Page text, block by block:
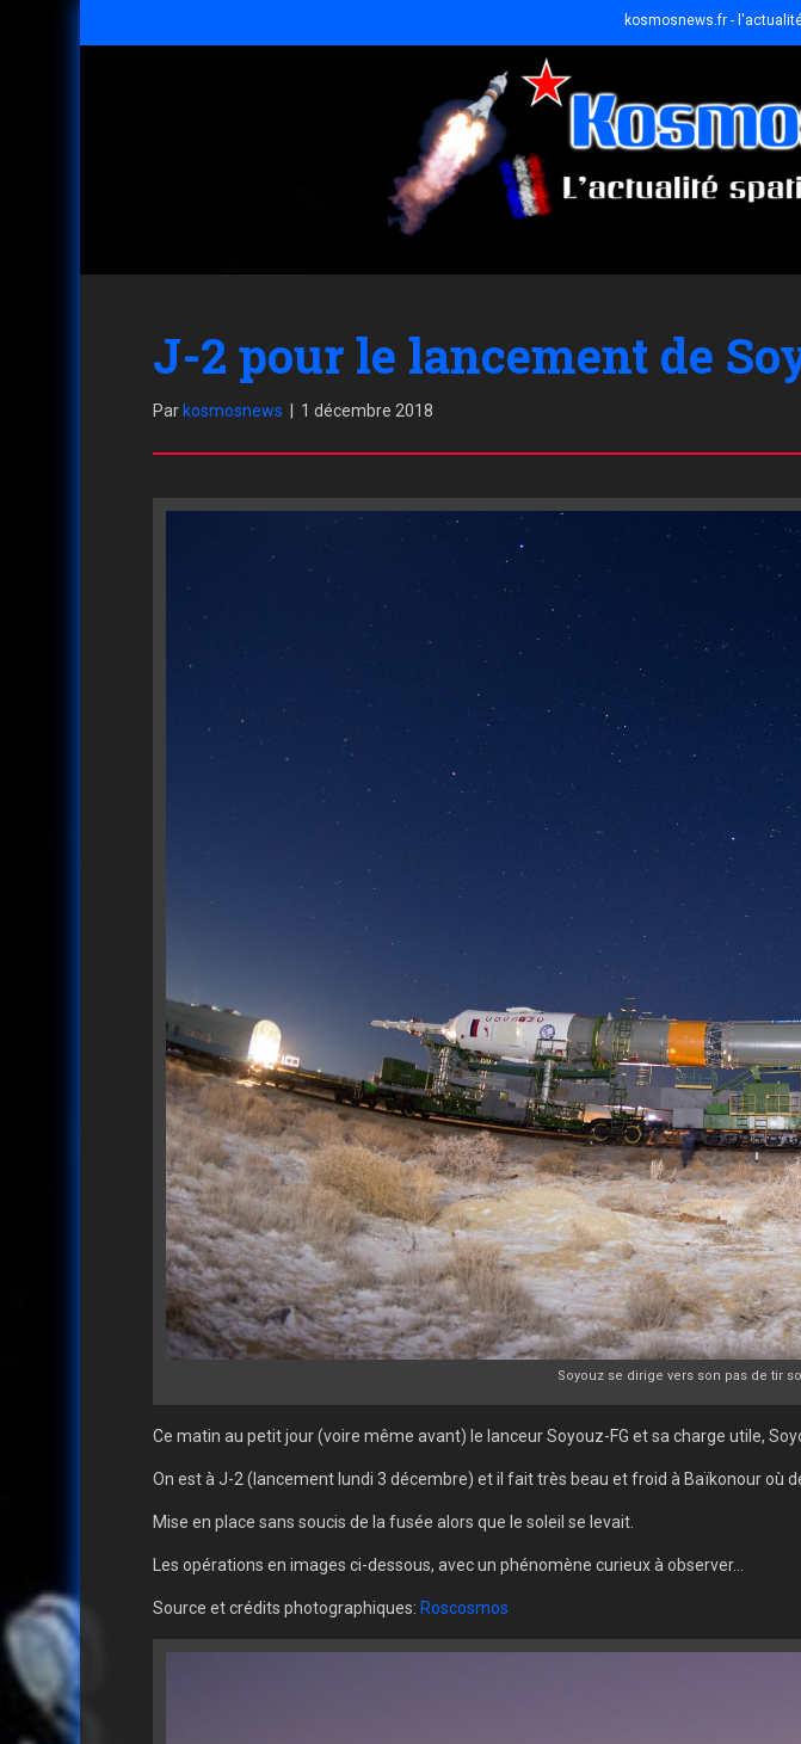
kosmosnews.fr -
J-2 pour le lancement de
Par kosmosnews 1 décembre 2018
Soyouz se dirige vers son pas de tir
Ce matin au petit jour (voire même avant) le lanceur Soyouz-FG et sa charge utile,
On est à J-2 (lancement lundi 3 décembre) et il fait très beau et froid à Baïkonour où
Mise en place sans soucis de la fusée alors que le soleil se levait.
Les opérations en images ci-dessous, avec un phénomène curieux à observer...
Source et crédits photographiques: Roscosmos